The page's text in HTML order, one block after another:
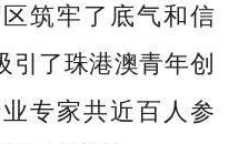
筑牢了底气和信
引了珠港澳青年创
专家共近百人参